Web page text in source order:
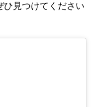
ひ見つけてください